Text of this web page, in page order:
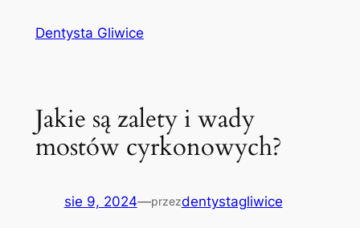
Dentysta Gliwice
Jakie są zalety i wady
mostów cyrkonowych?
sie 9, 2024—przezdentystagliwice